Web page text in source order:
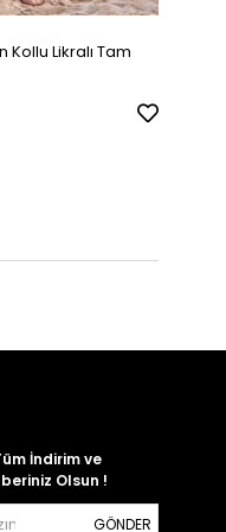
Kollu Likralı Tam
İndirim ve
Olsun !
GÖNDER